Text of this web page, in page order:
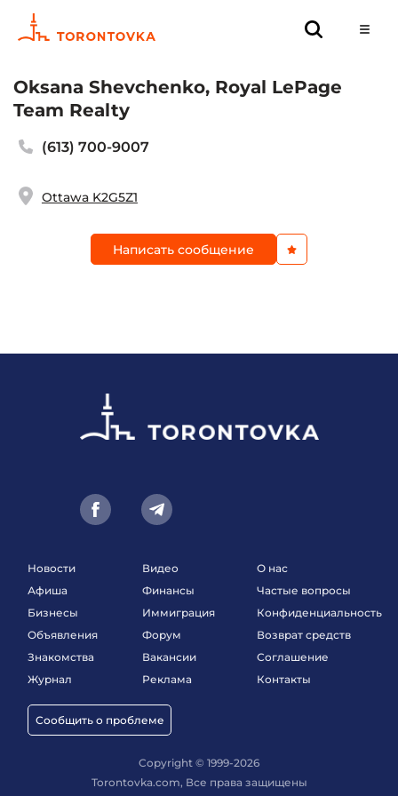
Oksana Shevchenko, Royal LePage
Team Realty
(613) 700-9007
Ottawa K2G5Z1
Написать сообщение
Новости
Афиша
Бизнесы
Объявления
Знакомства
Журнал
Сообщить о проблеме
Видео
Финансы
Иммиграция
Форум
Вакансии
Реклама
О нас
Частые вопросы
Конфиденциальность
Возврат средств
Соглашение
Контакты
Copyright © 1999-2026
Torontovka.com, Все права защищены